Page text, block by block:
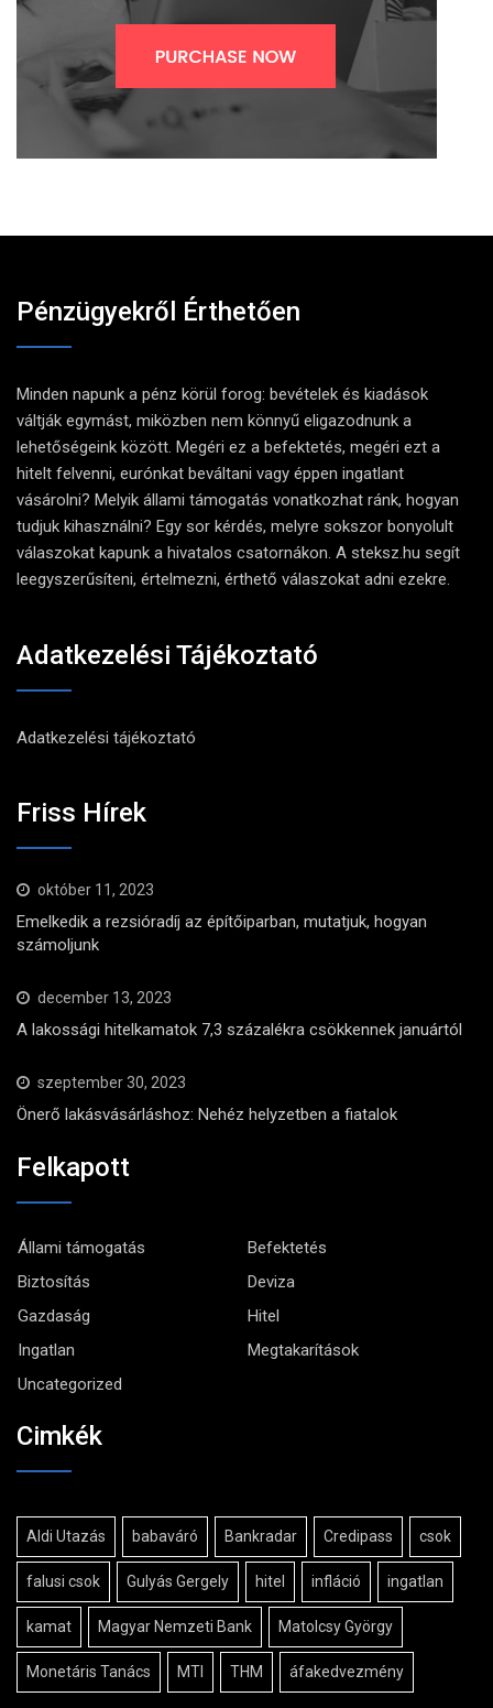
Pénzügyekről Érthetően
Minden napunk a pénz körül forog: bevételek és kiadások
váltják egymást, miközben nem könnyű eligazodnunk a
lehetőségeink között. Megéri ez a befektetés, megéri ezt a
hitelt felvenni, eurónkat beváltani vagy éppen ingatlant
vásárolni? Melyik állami támogatás vonatkozhat ránk, hogyan
tudjuk kihasználni? Egy sor kérdés, melyre sokszor bonyolult
válaszokat kapunk a hivatalos csatornákon. A steksz.hu segít
leegyszerűsíteni, értelmezni, érthető válaszokat adni ezekre.
Adatkezelési Tájékoztató
Adatkezelési tájékoztató
Friss Hírek
október 11, 2023
Emelkedik a rezsióradíj az építőiparban, mutatjuk, hogyan
számoljunk
december 13, 2023
A lakossági hitelkamatok 7,3 százalékra csökkennek januártól
szeptember 30, 2023
Önerő lakásvásárláshoz: Nehéz helyzetben a fiatalok
Felkapott
Állami támogatás
Befektetés
Biztosítás
Deviza
Gazdaság
Hitel
Ingatlan
Megtakarítások
Uncategorized
Cimkék
Aldi Utazás babaváró Bankradar Credipass csok
falusi csok Gulyás Gergely hitel infláció ingatlan
kamat Magyar Nemzeti Bank Matolcsy György
Monetáris Tanács MTI THM áfakedvezmény